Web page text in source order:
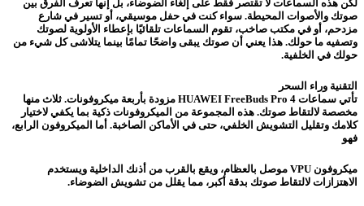
لكن هذه السماعات لا تقتصر فقط على إلغاء الضوضاء، بل إنها تعرف الفرق بين
صوتك والأصوات المحيطة. سواء كنت في حفل موسيقي، أو تسير في شارع
مزدحم، أو في مكتب صاخب، تقوم السماعات تلقائيًا بإعطاء الأولوية لصوتك
وتصفيه ما حولك. هذا يعني أن صوتك يبقى واضحًا تمامًا بينما يتلاشى كل شيء من
حولك في الخلفية.
التقنية وراء السحر
تأتي سماعات HUAWEI FreeBuds Pro 4 مزودة بأربعة ميكروفونات. ثلاث منها
مخصصة لالتقاط صوتك. هذه المجموعة من الميكروفونات ذكية بما يكفي لاختيار
كلامك وتقليل التشويش الخلفي، حتى في الأماكن الصاخبة. أما الميكروفون الرابع،
فهو
ميكروفون VPU موصل بالعظام، ويقع بالقرب من أذنك الداخلية ويستخدم
الاهتزازات لالتقاط صوتك بدقة أكبر، مما يقلل من تشويش الضوضاء.